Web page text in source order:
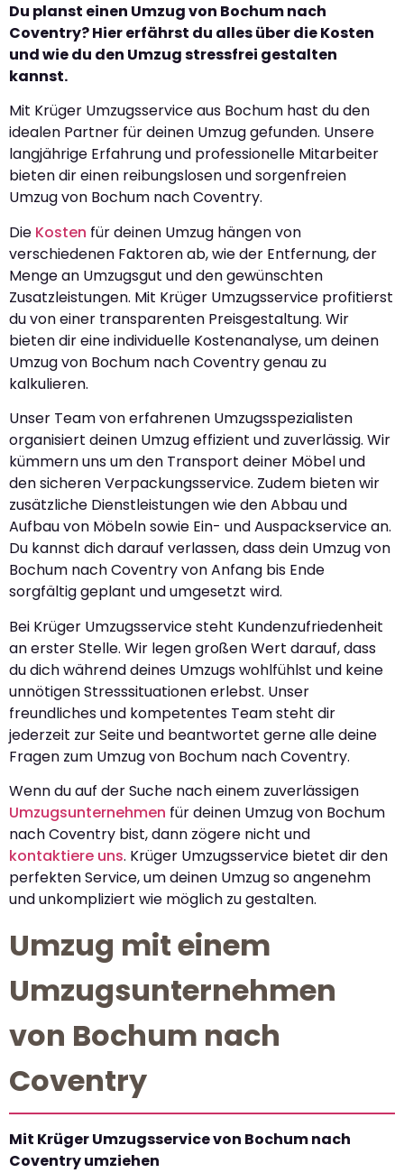
Du planst einen Umzug von Bochum nach
Coventry? Hier erfährst du alles über die Kosten
und wie du den Umzug stressfrei gestalten
kannst.
Mit Krüger Umzugsservice aus Bochum hast du den
idealen Partner für deinen Umzug gefunden. Unsere
langjährige Erfahrung und professionelle Mitarbeiter
bieten dir einen reibungslosen und sorgenfreien
Umzug von Bochum nach Coventry.
Die Kosten für deinen Umzug hängen von
verschiedenen Faktoren ab, wie der Entfernung, der
Menge an Umzugsgut und den gewünschten
Zusatzleistungen. Mit Krüger Umzugsservice profitierst
du von einer transparenten Preisgestaltung. Wir
bieten dir eine individuelle Kostenanalyse, um deinen
Umzug von Bochum nach Coventry genau zu
kalkulieren.
Unser Team von erfahrenen Umzugsspezialisten
organisiert deinen Umzug effizient und zuverlässig. Wir
kümmern uns um den Transport deiner Möbel und
den sicheren Verpackungsservice. Zudem bieten wir
zusätzliche Dienstleistungen wie den Abbau und
Aufbau von Möbeln sowie Ein- und Auspackservice an.
Du kannst dich darauf verlassen, dass dein Umzug von
Bochum nach Coventry von Anfang bis Ende
sorgfältig geplant und umgesetzt wird.
Bei Krüger Umzugsservice steht Kundenzufriedenheit
an erster Stelle. Wir legen großen Wert darauf, dass
du dich während deines Umzugs wohlfühlst und keine
unnötigen Stresssituationen erlebst. Unser
freundliches und kompetentes Team steht dir
jederzeit zur Seite und beantwortet gerne alle deine
Fragen zum Umzug von Bochum nach Coventry.
Wenn du auf der Suche nach einem zuverlässigen
Umzugsunternehmen für deinen Umzug von Bochum
nach Coventry bist, dann zögere nicht und
kontaktiere uns. Krüger Umzugsservice bietet dir den
perfekten Service, um deinen Umzug so angenehm
und unkompliziert wie möglich zu gestalten.
Umzug mit einem
Umzugsunternehmen
von Bochum nach
Coventry
Mit Krüger Umzugsservice von Bochum nach
Coventry umziehen